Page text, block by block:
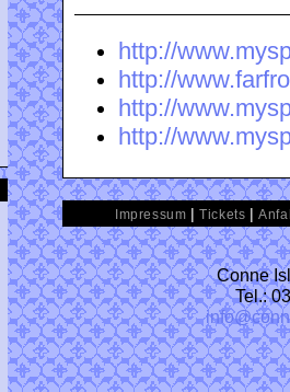
http://
http://
http://
http://
Impressum |Tickets |
Conne
Tel.: